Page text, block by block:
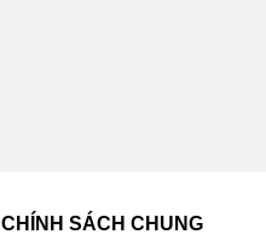
CHÍNH SÁCH CHUNG